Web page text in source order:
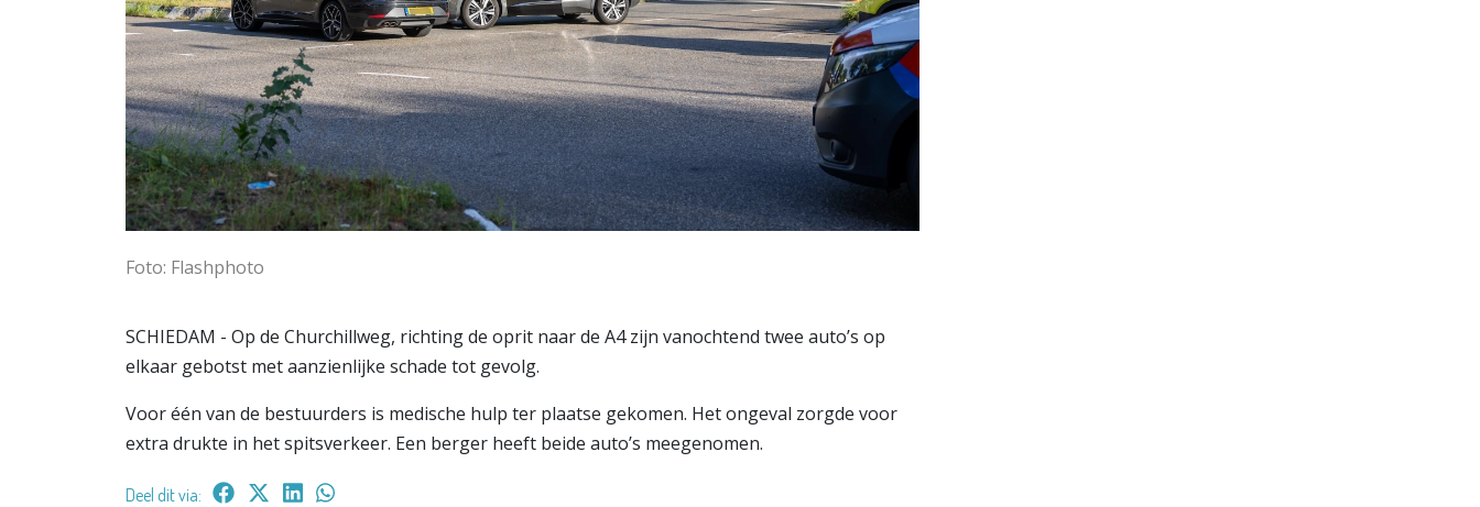
Foto: Flashphoto
SCHIEDAM - Op de Churchillweg, richting de oprit naar de A4 zijn vanochtend twee auto’s op
elkaar gebotst met aanzienlijke schade tot gevolg.
Voor één van de bestuurders is medische hulp ter plaatse gekomen. Het ongeval zorgde voor
extra drukte in het spitsverkeer. Een berger heeft beide auto’s meegenomen.
Deel dit via: